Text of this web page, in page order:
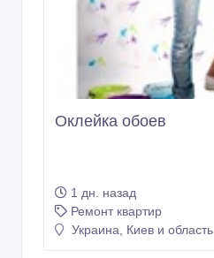
Оклейка обоев
1 дн. назад
Ремонт квартир
Украина, Киев и область